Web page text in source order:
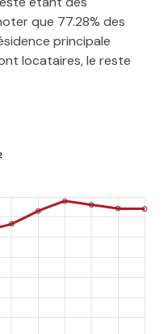
que 77.28% des
principale
locataires, le reste